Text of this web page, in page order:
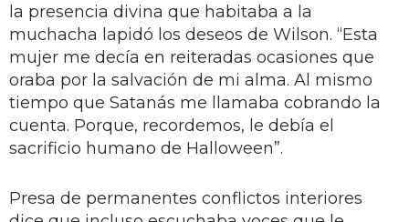
la presencia divina que habitaba a la
muchacha lapidó los deseos de Wilson. “Esta
mujer me decía en reiteradas ocasiones que
oraba por la salvación de mi alma. Al mismo
tiempo que Satanás me llamaba cobrando la
cuenta. Porque, recordemos, le debía el
sacrificio humano de Halloween”.
Presa de permanentes conflictos interiores